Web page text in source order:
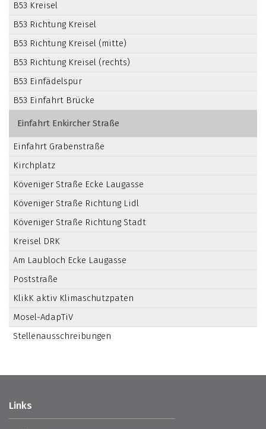
B53 Kreisel
B53 Richtung Kreisel
B53 Richtung Kreisel (mitte)
B53 Richtung Kreisel (rechts)
B53 Einfädelspur
B53 Einfahrt Brücke
Einfahrt Enkircher Straße
Einfahrt Grabenstraße
Kirchplatz
Köveniger Straße Ecke Laugasse
Köveniger Straße Richtung Lidl
Köveniger Straße Richtung Stadt
Kreisel DRK
Am Laubloch Ecke Laugasse
Poststraße
KlikK aktiv Klimaschutzpaten
Mosel-AdapTiV
Stellenausschreibungen
Links